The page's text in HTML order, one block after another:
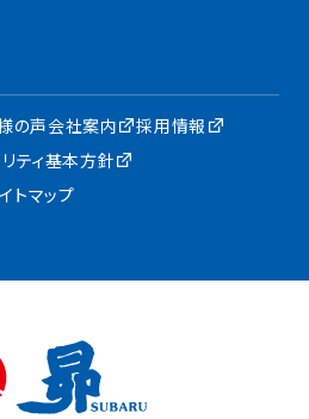
の声会社案内
採用情報
ティ基本方針
トマップ